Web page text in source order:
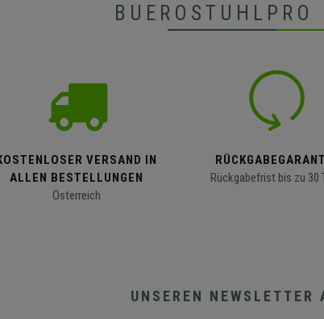
BUEROSTUHLPRO
VERSAND IN
ALLEN BESTELLUNGEN
Österreich
Rückgabefrist bis zu 30
UNSEREN NEWSLETTER